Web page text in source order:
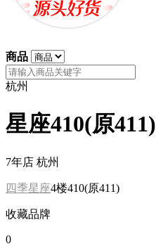
商品
杭州
星座410(原411)
7年店 杭州
四季星座4楼410(原411)
收藏品牌
0